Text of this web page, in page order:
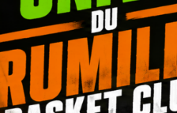
FORMULAIRES
PLANNING DES ENTRAÎNEMENTS
LOISIRS